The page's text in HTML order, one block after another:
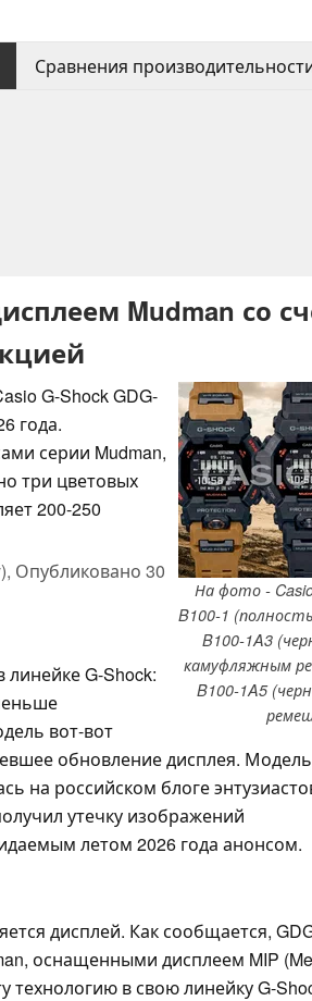
Сравнения
Mudman со
На фото -
B100-1
B100-1A3
камуфляжным
B100-1A5
G-Shock GDG-
года.
серии Mudman,
три цветовых
200-250
Опубликовано 30
линейке G-Shock:
вот-вот
обновление дисплея. Модель
на российском блоге
утечку изображений
летом 2026 года анонсом.
дисплей. Как сообщается,
оснащенными дисплеем MIP
технологию в свою линейку G-